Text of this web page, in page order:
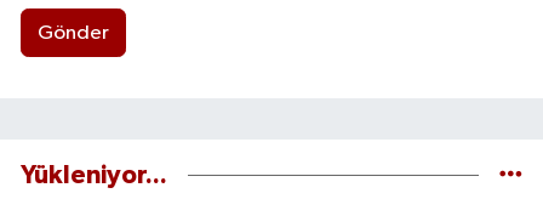
Gönder
Yükleniyor...